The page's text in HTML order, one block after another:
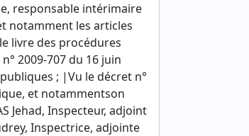
responsable intérimaire
notamment les articles
livre des procédures
2009-707 du 16 juin
; |Vu le décret n°
et notammentson
Jehad, Inspecteur, adjoint
Inspectrice, adjointe